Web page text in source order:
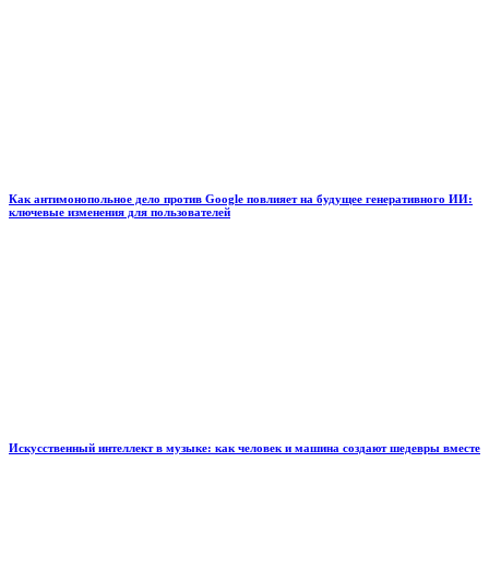
Как антимонопольное дело против Google повлияет на будущее генеративного ИИ:
ключевые изменения для пользователей
Искусственный интеллект в музыке: как человек и машина создают шедевры вместе